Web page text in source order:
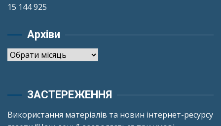
15 144 925
Архіви
Архіви
ЗАСТЕРЕЖЕННЯ
Використання матеріалів та новин інтернет-ресурсу